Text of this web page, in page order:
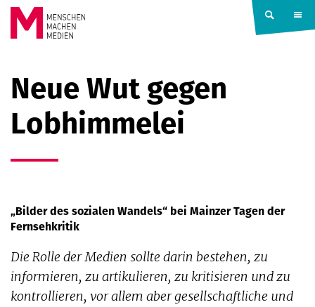
Springe zum Inhalt
MACHEN
MEDIEN
Neue Wut gegen
Lobhimmelei
„Bilder des sozialen Wandels“ bei Mainzer Tagen der
Fernsehkritik
Die Rolle der Medien sollte darin bestehen, zu
informieren, zu artikulieren, zu kritisieren und zu
kontrollieren, vor allem aber gesellschaftliche und